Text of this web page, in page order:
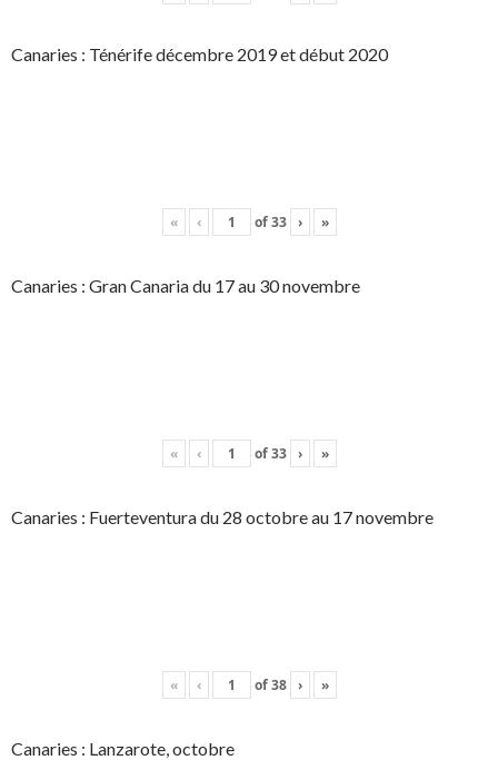
Canaries : Ténérife décembre 2019 et début 2020
« ‹ of33 › »
Canaries : Gran Canaria du 17 au 30 novembre
« ‹ of33 › »
Canaries : Fuerteventura du 28 octobre au 17 novembre
« ‹ of38 › »
Canaries : Lanzarote, octobre